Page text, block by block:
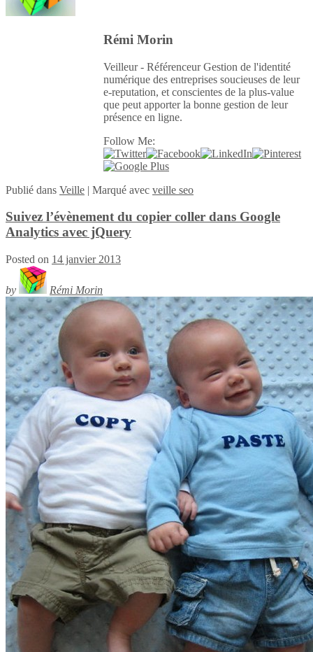
Rémi Morin
Veilleur - Référenceur Gestion de l'identité
numérique des entreprises soucieuses de leur
e-reputation, et conscientes de la plus-value
que peut apporter la bonne gestion de leur
présence en ligne.
Follow Me:
Publié dans Veille | Marqué avec veille seo
Suivez l’évènement du copier coller dans Google
Analytics avec jQuery
Posted on 14 janvier 2013
by Rémi Morin